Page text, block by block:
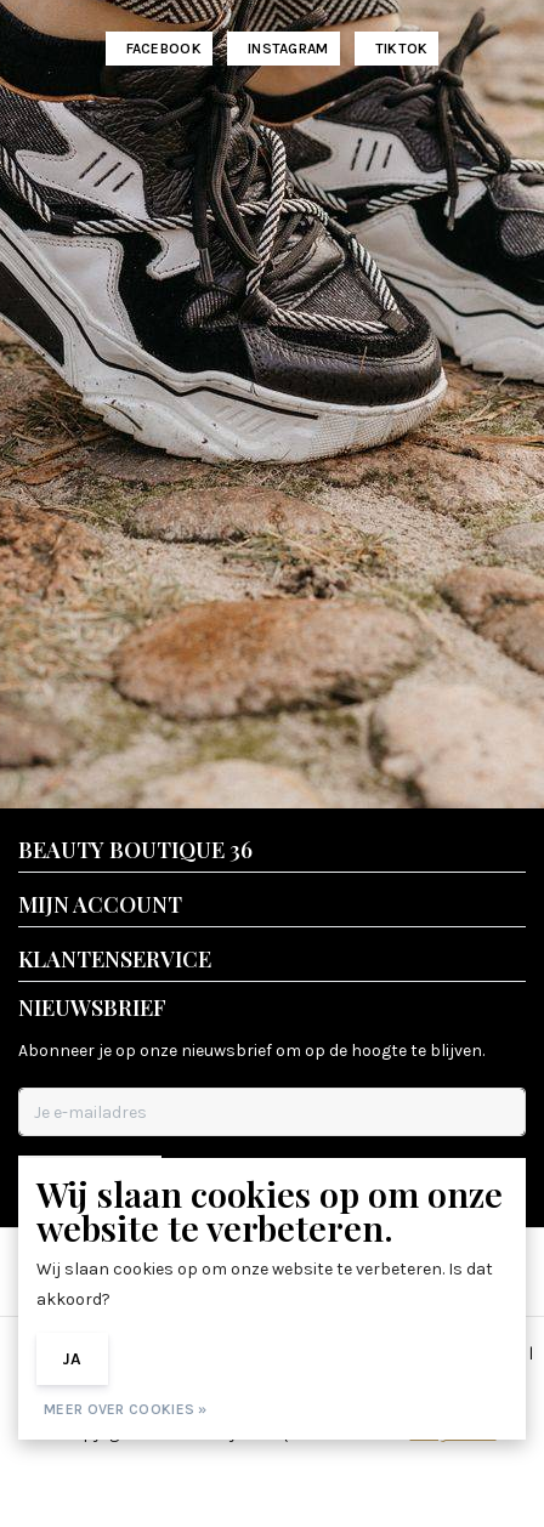
FACEBOOK INSTAGRAM TIKTOK
BEAUTY BOUTIQUE 36
MIJN ACCOUNT
KLANTENSERVICE
NIEUWSBRIEF
Abonneer je op onze nieuwsbrief om op de hoogte te blijven.
ABONNEER
Algemene voorwaarden
|
Wij slaan cookies op om onze
website te verbeteren.
Wij slaan cookies op om onze website te verbeteren. Is dat
akkoord?
JA
MEER OVER COOKIES »